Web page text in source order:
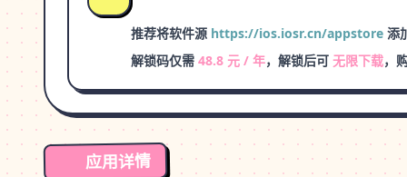
推荐将软件源 https://ios.iosr.cn/appstore 添
解锁码仅需 48.8 元 / 年，解锁后可 无限下载，
应用详情